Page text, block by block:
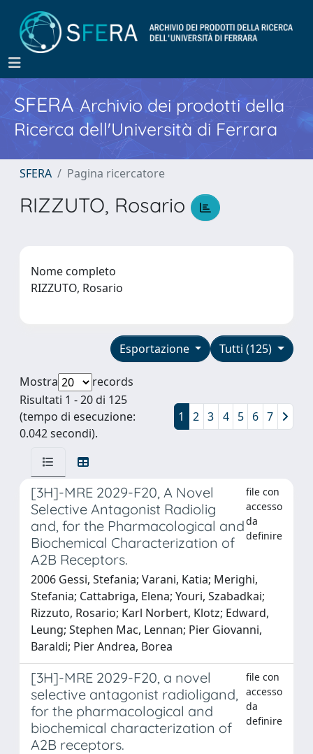
SFERA Archivio dei prodotti della
Ricerca dell'Università di Ferrara
SFERA Pagina ricercatore
RIZZUTO, Rosario
Nome completo
RIZZUTO, Rosario
Tutti (125)
Esportazione
Mostra
records
Risultati 1 - 20 di 125
(tempo di esecuzione:
0.042 secondi).
1 2 3 4 5 6 7
[3H]-MRE 2029-F20, A Novel
Selective Antagonist Radiolig
and, for the Pharmacological and
Biochemical Characterization of
A2B Receptors.
file con
accesso
da
definire
2006 Gessi, Stefania; Varani, Katia; Merighi,
Stefania; Cattabriga, Elena; Youri, Szabadkai;
Rizzuto, Rosario; Karl Norbert, Klotz; Edward,
Leung; Stephen Mac, Lennan; Pier Giovanni,
Baraldi; Pier Andrea, Borea
[3H]-MRE 2029-F20, a novel
selective antagonist radioligand,
for the pharmacological and
biochemical characterization of
A2B receptors.
file con
accesso
da
definire